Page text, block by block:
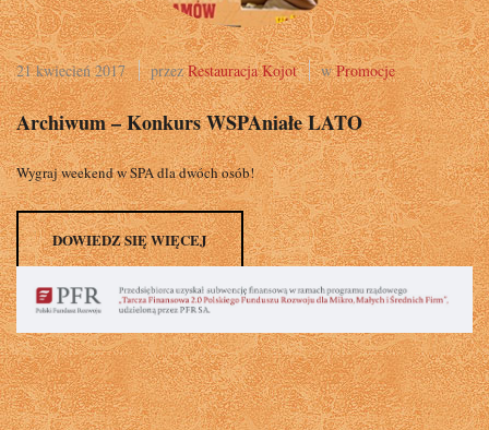
21 kwiecień 2017 przezRestauracja Kojot wPromocje
Archiwum – Konkurs WSPAniałe LATO
Wygraj weekend w SPA dla dwóch osób!
DOWIEDZ SIĘ WIĘCEJ